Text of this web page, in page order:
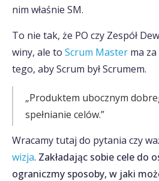
nim właśnie SM.
To nie tak, że PO czy Zespół
winy, ale to Scrum Master ma
tego, aby Scrum był Scrumem.
„Produktem ubocznym
spełnianie celów.”
Wracamy tutaj do pytania czy
wizja. Zakładając sobie cele do
ograniczmy sposoby, w jaki